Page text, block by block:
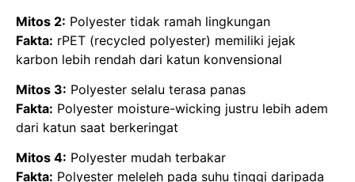
Mitos 2: Polyester tidak ramah lingkungan
Fakta: rPET (recycled polyester) memiliki jejak
karbon lebih rendah dari katun konvensional
Mitos 3: Polyester selalu terasa panas
Fakta: Polyester moisture-wicking justru lebih adem
dari katun saat berkeringat
Mitos 4: Polyester mudah terbakar
Fakta: Polyester meleleh pada suhu tinggi daripada